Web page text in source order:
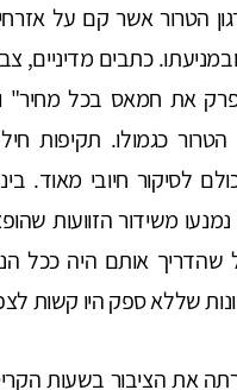
הטרור אשר קם על
כתבים מדיניים,
את חמאס בכל מחיר"
כגמולו. תקיפות חיל
לסיקור חיובי מאוד.
משידור הזוועות
אותם היה ככל
שללא ספק היו קשות